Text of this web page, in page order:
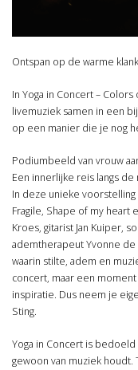
Ontspan op de warme
In Yoga in Concert –
livemuziek samen in een
op een manier die je nog
Podiumbeeld van vrouw
Een innerlijke reis langs de
In deze unieke
Fragile, Shape of my heart
Kroes, gitarist Jan Kuiper,
ademtherapeut Yvonne
waarin stilte, adem en
concert, maar een
inspiratie. Dus neem je
Sting.
Yoga in Concert is
gewoon van muziek